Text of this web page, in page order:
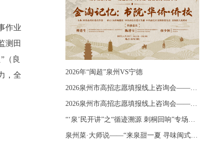
作业
测田
（良
，全
2026年“闽超”泉州VS宁德